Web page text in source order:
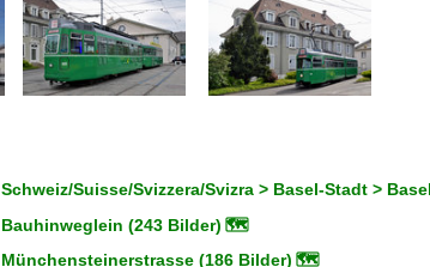
Schweiz/Suisse/Svizzera/Svizra > Basel-Stadt >
Bauhinweglein (243 Bilder) 🗺
Münchensteinerstrasse (186 Bilder) 🗺